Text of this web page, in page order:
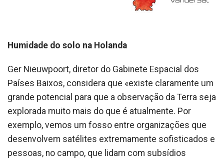
Humidade do solo na Holanda
Ger Nieuwpoort, diretor do Gabinete Espacial dos
Países Baixos, considera que «existe claramente um
grande potencial para que a observação da Terra seja
explorada muito mais do que é atualmente. Por
exemplo, vemos um fosso entre organizações que
desenvolvem satélites extremamente sofisticados e
pessoas, no campo, que lidam com subsídios